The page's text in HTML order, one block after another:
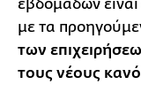
εβδομάδων
με τα
των
τους νέους